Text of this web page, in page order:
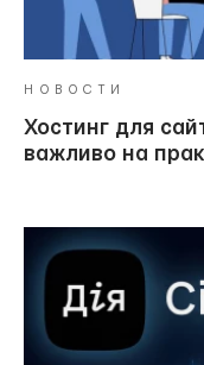
НОВОСТИ
Хостинг для
важливо на